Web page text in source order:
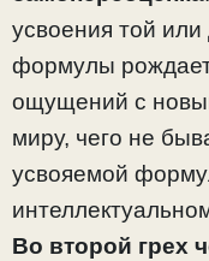
усвоения той или
формулы
ощущений с
миру, чего не
усвояемой
Во второй грех